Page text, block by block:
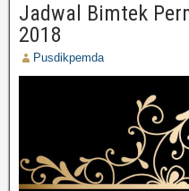
Jadwal Bimtek
2018
Pusdikpemda